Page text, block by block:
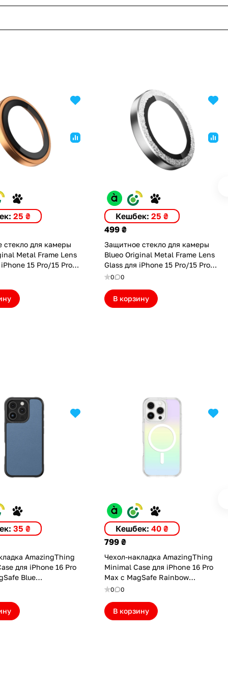
25 ₴
стекло для камеры
Metal Frame Lens
15 Pro/15 Pro
Кешбек: 25 ₴
499 ₴
Защитное стекло для камеры
Blueo Original Metal Frame Lens
Glass для iPhone 15 Pro/15 Pro
Max/16 Pro/16 Pro Max Glitter
0 0
В корзину
35 ₴
AmazingThing
для iPhone 16 Pro
Blue
Кешбек: 40 ₴
799 ₴
Чехол-накладка AmazingThing
Minimal Case для iPhone 16 Pro
Max с MagSafe Rainbow
(IP166.9PMMINRB)
0 0
В корзину